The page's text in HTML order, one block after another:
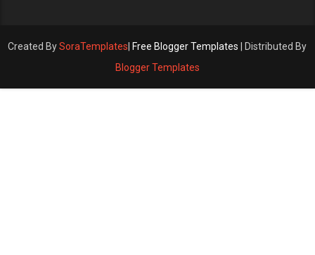
Created BySoraTemplates Free Blogger Templates | Distributed By
Blogger Templates